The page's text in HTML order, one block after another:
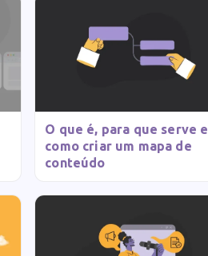
O que é, para que serve e
como criar um mapa de
conteúdo